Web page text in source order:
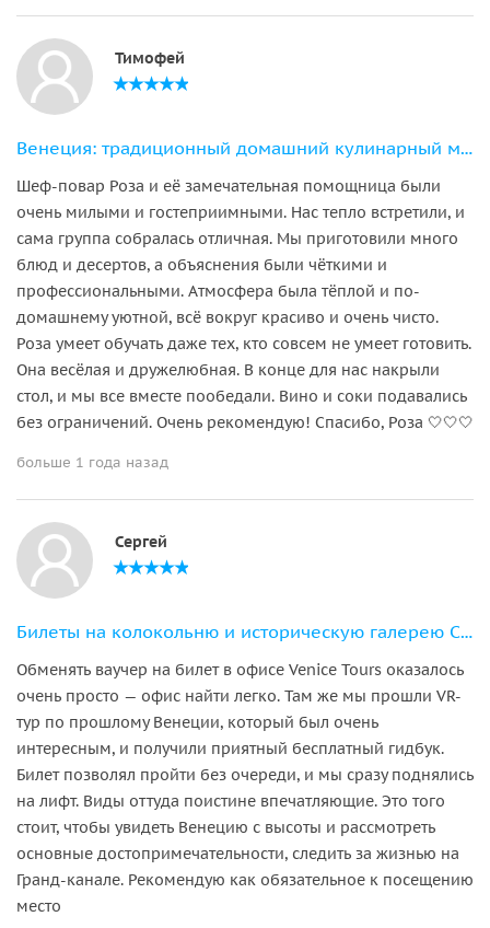
Тимофей
Венеция: традиционный домашний кулинарный мастер-класс
Шеф-повар Роза и её замечательная помощница были
очень милыми и гостеприимными. Нас тепло встретили, и
сама группа собралась отличная. Мы приготовили много
блюд и десертов, а объяснения были чёткими и
профессиональными. Атмосфера была тёплой и по-
домашнему уютной, всё вокруг красиво и очень чисто.
Роза умеет обучать даже тех, кто совсем не умеет готовить.
Она весёлая и дружелюбная. В конце для нас накрыли
стол, и мы все вместе пообедали. Вино и соки подавались
без ограничений. Очень рекомендую! Спасибо, Роза 🤍🤍🤍
больше 1 года назад
Сергей
Билеты на колокольню и историческую галерею Сан-Марко
Обменять ваучер на билет в офисе Venice Tours оказалось
очень просто — офис найти легко. Там же мы прошли VR-
тур по прошлому Венеции, который был очень
интересным, и получили приятный бесплатный гидбук.
Билет позволял пройти без очереди, и мы сразу поднялись
на лифт. Виды оттуда поистине впечатляющие. Это того
стоит, чтобы увидеть Венецию с высоты и рассмотреть
основные достопримечательности, следить за жизнью на
Гранд-канале. Рекомендую как обязательное к посещению
место